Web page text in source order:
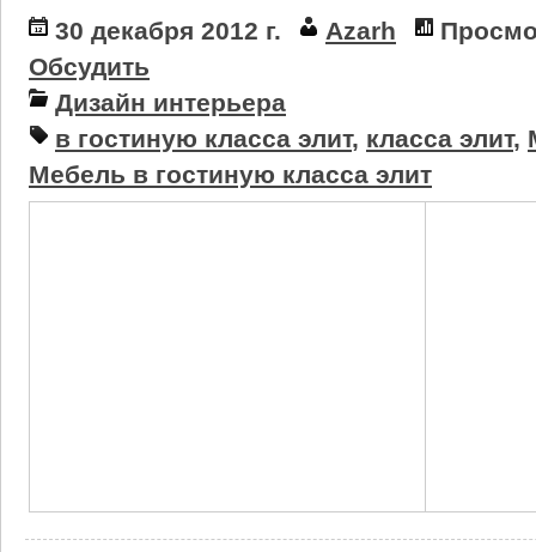
30 декабря 2012 г. Azarh
Обсудить
Дизайн интерьера
в гостиную класса элит, класса элит,
Мебель в гостиную класса элит